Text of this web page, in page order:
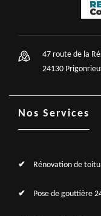
47 route de la
24130
Nos Services
Rénovation de
Pose de gouttière